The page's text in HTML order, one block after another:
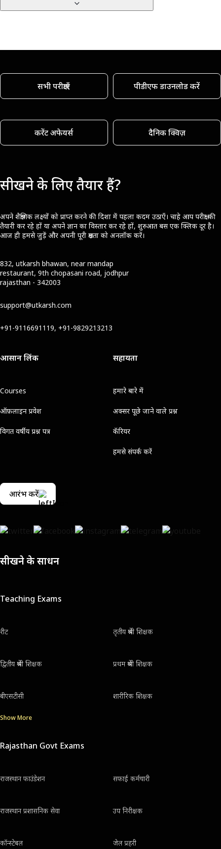
सभी परीक्षाएँ पीडीएफ डाउनलोड करें
करेंट अफेयर्स दैनिक क्विज़
सीखने के लिए तैयार हैं?
अपने शैक्षणिक लक्ष्यों को प्राप्त करने की दिशा में पहला कदम उठाएँ। चाहे आप परीक्षा की
तैयारी कर रहे हों या अपने ज्ञान का विस्तार कर रहे हों, शुरुआत बस एक क्लिक दूर है।
आज ही हमसे जुड़ें और अपनी पूरी क्षमता को अनलॉक करें।
832, utkarsh bhawan, near mandap
restaurant, 9th chopasani road, jodhpur
rajasthan - 342003
support@utkarsh.com
+91-9116691119, +91-9829213213
आसान लिंक
Courses
ऑफ़लाइन प्रवेश
विगत वर्षीय प्रश्न पत्र
सहायता
हमारे बारे में
अक्सर पूछे जाने वाले प्रश्न
कॅरियर
हमसे संपर्क करें
आरंभ करें
सीखने के साधन
Teaching Exams
रीट तृतीय श्रेणी शिक्षक
द्वितीय श्रेणी शिक्षक प्रथम श्रेणी शिक्षक
बीएसटीसी शारीरिक शिक्षक
Show More
Rajasthan Govt Exams
राजस्थान फाउंडेशन सफाई कर्मचारी
राजस्थान प्रशासनिक सेवा उप निरीक्षक
कॉन्स्टेबल जेल प्रहरी